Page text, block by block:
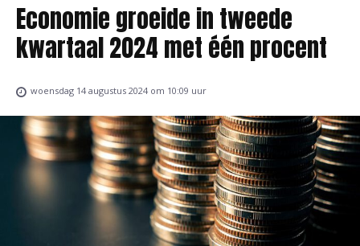
Economie groeide in tweede
kwartaal 2024 met één procent
woensdag 14 augustus 2024 om 10:09 uur